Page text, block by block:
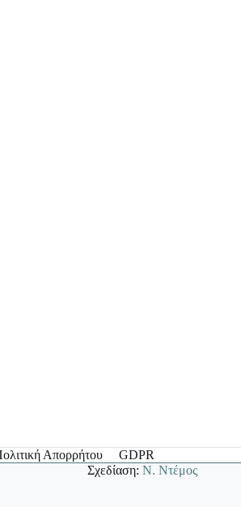
Απορρήτου
GDPR
Σχεδίαση:Ν. Ντέμος